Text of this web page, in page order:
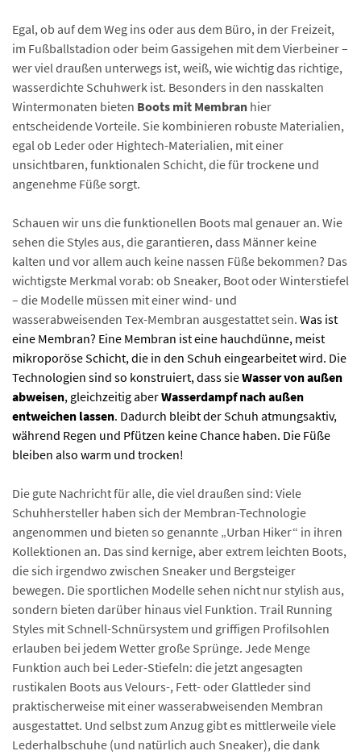
Egal, ob auf dem Weg ins oder aus dem Büro, in der Freizeit,
im Fußballstadion oder beim Gassigehen mit dem Vierbeiner –
wer viel draußen unterwegs ist, weiß, wie wichtig das richtige,
wasserdichte Schuhwerk ist. Besonders in den nasskalten
Wintermonaten bieten Boots mit Membran hier
entscheidende Vorteile. Sie kombinieren robuste Materialien,
egal ob Leder oder Hightech-Materialien, mit einer
unsichtbaren, funktionalen Schicht, die für trockene und
angenehme Füße sorgt.
Schauen wir uns die funktionellen Boots mal genauer an. Wie
sehen die Styles aus, die garantieren, dass Männer keine
kalten und vor allem auch keine nassen Füße bekommen? Das
wichtigste Merkmal vorab: ob Sneaker, Boot oder Winterstiefel
– die Modelle müssen mit einer wind- und
wasserabweisenden Tex-Membran ausgestattet sein. Was ist
eine Membran? Eine Membran ist eine hauchdünne, meist
mikroporöse Schicht, die in den Schuh eingearbeitet wird. Die
Technologien sind so konstruiert, dass sieWasser von außen
abweisen, gleichzeitig aberWasserdampf nach außen
entweichen lassen. Dadurch bleibt der Schuh atmungsaktiv,
während Regen und Pfützen keine Chance haben. Die Füße
bleiben also warm und trocken!
Die gute Nachricht für alle, die viel draußen sind: Viele
Schuhhersteller haben sich der Membran-Technologie
angenommen und bieten so genannte „Urban Hiker“ in ihren
Kollektionen an. Das sind kernige, aber extrem leichten Boots,
die sich irgendwo zwischen Sneaker und Bergsteiger
bewegen. Die sportlichen Modelle sehen nicht nur stylish aus,
sondern bieten darüber hinaus viel Funktion. Trail Running
Styles mit Schnell-Schnürsystem und griffigen Profilsohlen
erlauben bei jedem Wetter große Sprünge. Jede Menge
Funktion auch bei Leder-Stiefeln: die jetzt angesagten
rustikalen Boots aus Velours-, Fett- oder Glattleder sind
praktischerweise mit einer wasserabweisenden Membran
ausgestattet. Und selbst zum Anzug gibt es mittlerweile viele
Lederhalbschuhe (und natürlich auch Sneaker), die dank